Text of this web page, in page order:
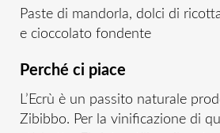
Paste di mandorla, dolci di
e cioccolato fondente
Perché ci piace
L’Ecrù è un passito naturale
Zibibbo. Per la vinificazione di